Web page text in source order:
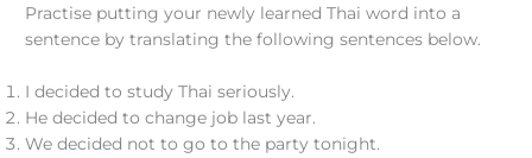
Practise putting your newly learned Thai word into a
sentence by translating the following sentences below.
I decided to study Thai seriously.
He decided to change job last year.
We decided not to go to the party tonight.